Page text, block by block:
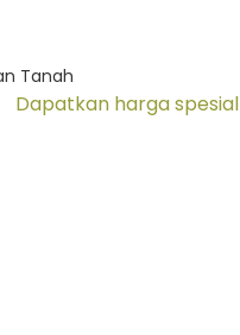
Tanah
Dapatkan harga spesial